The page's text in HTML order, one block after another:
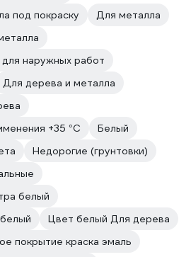
под покраску
Для металла
наружных работ
Для дерева и металла
+35 °С
Белый
Недорогие (грунтовки)
белый
Цвет белый Для дерева
покрытие краска эмаль